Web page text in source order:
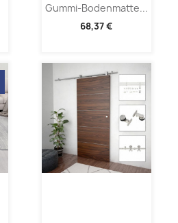
Gummi-Bodenmatte...
68,37 €